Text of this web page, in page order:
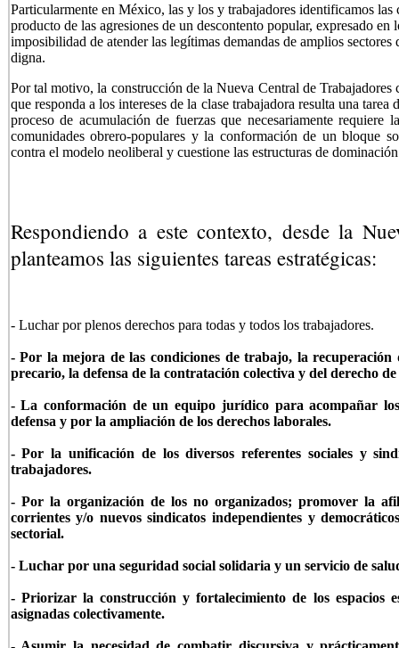
Particularmente en México, las y los y trabajadores identificamos
producto de las agresiones de un descontento popular, expresado
imposibilidad de atender las legítimas demandas de amplios
digna.
Por tal motivo, la construcción de la Nueva Central de
que responda a los intereses de la clase trabajadora resulta una
proceso de acumulación de fuerzas que necesariamente requiere
comunidades obrero-populares y la conformación de un bloque
contra el modelo neoliberal y cuestione las estructuras de
Respondiendo a este contexto, desde la
planteamos las siguientes tareas estratégicas:
- Luchar por plenos derechos para todas y todos los trabajadores.
- Por la mejora de las condiciones de trabajo, la
precario, la defensa de la contratación colectiva y del derecho
- La conformación de un equipo jurídico para acompañar
defensa y por la ampliación de los derechos laborales.
- Por la unificación de los diversos referentes sociales y
trabajadores.
- Por la organización de los no organizados; promover la
corrientes y/o nuevos sindicatos independientes y
sectorial.
- Luchar por una seguridad social solidaria y un servicio de
- Priorizar la construcción y fortalecimiento de los espacios
asignadas colectivamente.